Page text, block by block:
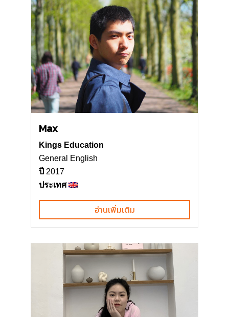
Max
Kings Education
General English
ปี 2017
ประเทศ
อ่านเพิ่มเติม